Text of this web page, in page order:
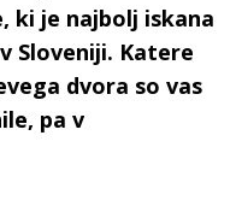
ki je najbolj iskana
Sloveniji. Katere
dvora so vas
pa v